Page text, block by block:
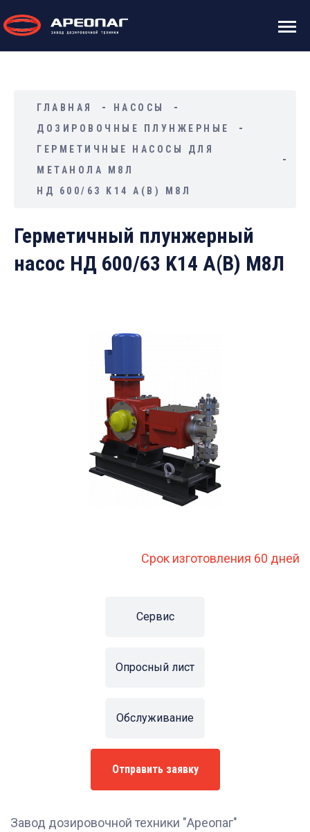
ГЛАВНАЯ
НАСОСЫ
ДОЗИРОВОЧНЫЕ ПЛУНЖЕРНЫЕ
ГЕРМЕТИЧНЫЕ НАСОСЫ ДЛЯ
МЕТАНОЛА М8Л
НД 600/63 K14 А(В) М8Л
Герметичный плунжерный
насос НД 600/63 K14 А(В) М8Л
Срок изготовления 60 дней
Сервис
Опросный лист
Обслуживание
Отправить заявку
Завод дозировочной техники "Ареопаг"